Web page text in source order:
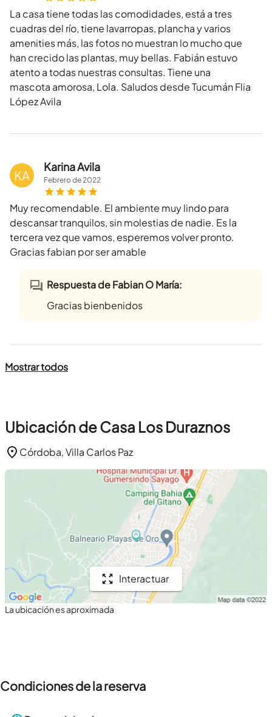
La casa tiene todas las comodidades, está a tres
cuadras del río, tiene lavarropas, plancha y varios
amenities más, las fotos no muestran lo mucho que
han crecido las plantas, muy bellas. Fabián estuvo
atento a todas nuestras consultas. Tiene una
mascota amorosa, Lola. Saludos desde Tucumán Flia
López Avila
KA
Karina Avila
Febrerode2022
Muy recomendable. El ambiente muy lindo para
descansar tranquilos, sin molestias de nadie. Es la
tercera vez que vamos, esperemos volver pronto.
Gracias fabian por ser amable
Respuesta de Fabian O María:
Gracias bienbenidos
Mostrar todos
Ubicación de Casa Los Duraznos
Córdoba, Villa Carlos Paz
Interactuar
La ubicación es aproximada
Condiciones de la reserva